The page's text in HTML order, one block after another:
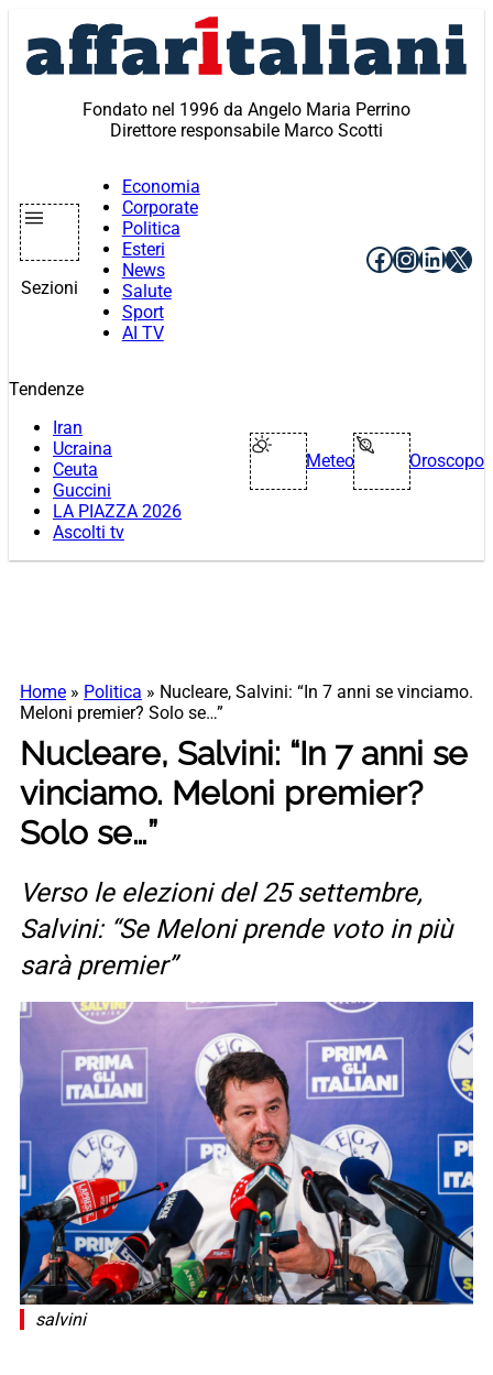
contenuto
Fondato nel 1996 da Angelo Maria Perrino
Direttore responsabile Marco Scotti
Sezioni
Economia
Corporate
Politica
Esteri
News
Salute
Sport
AI TV
Facebook
X
Tendenze
Iran
Ucraina
Ceuta
Guccini
LA PIAZZA 2026
Ascolti tv
Meteo Oroscopo
Home » Politica » Nucleare, Salvini: “In 7 anni se vinciamo.
Meloni premier? Solo se…”
Nucleare, Salvini: “In 7 anni se
vinciamo. Meloni premier?
Solo se…”
Verso le elezioni del 25 settembre,
Salvini: “Se Meloni prende voto in più
sarà premier”
salvini